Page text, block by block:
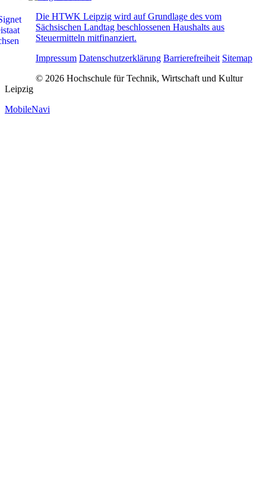
Die HTWK Leipzig wird auf Grundlage des vom
Sächsischen Landtag beschlossenen Haushalts aus
Steuermitteln mitfinanziert.
Impressum Datenschutzerklärung Barrierefreiheit Sitemap
© 2026 Hochschule für Technik, Wirtschaft und Kultur
Leipzig
MobileNavi